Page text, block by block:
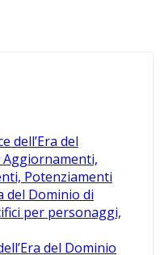
dell’Era del
Aggiornamenti,
Potenziamenti
del Dominio di
per personaggi,
del Dominio